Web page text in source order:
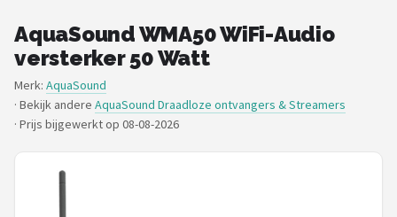
Merken
Blog
Muziekstijlen
Sonos
AquaSound WMA50 WiFi-Audio
versterker 50 Watt
Merk: AquaSound
· Bekijk andere AquaSound Draadloze ontvangers & Streamers
· Prijs bijgewerkt op 08-08-2026